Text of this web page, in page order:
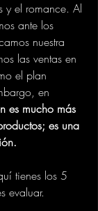
y el romance. Al
ante los
nuestra
las ventas en
el plan
en
es mucho más
es una
tienes los 5
evaluar.